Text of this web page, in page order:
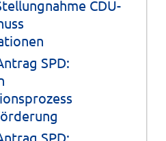
CDU-
SPD:
SPD: